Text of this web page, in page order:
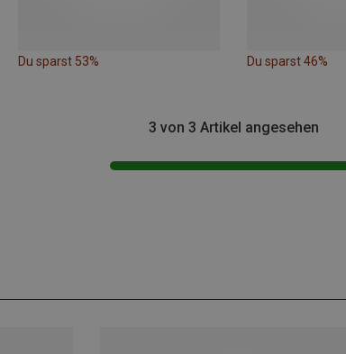
Du sparst 53% Du sparst 46%
3 von 3 Artikel angesehen